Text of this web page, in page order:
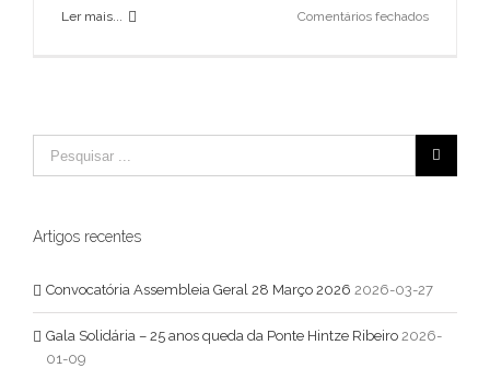
Ler mais... Comentários fechadosem
queda
Artigos recentes
Convocatória Assembleia Geral 28 Março 2026 2026-03-27
Gala Solidária – 25 anos queda da Ponte Hintze Ribeiro 2026-
01-09
Convocatória Assembleia Geral 28 Março 2026
Convocatória Assembleia Geral 31 Maio 2025
Convocatória Assembleia Geral 31 Março 2025